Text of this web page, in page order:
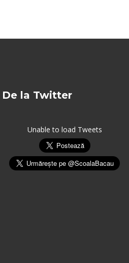
De la Twitter
Unable to load Tweets